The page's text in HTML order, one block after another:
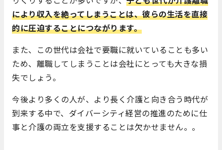
により収入を絶ってしまうことは、彼らの生活を直接
的に圧迫することにつながります。
また、この世代は会社で要職に就いていることも多い
ため、離職してしまうことは会社にとっても大きな損
失でしょう。
今後より多くの人が、より長く介護と向き合う時代が
到来する中で、ダイバーシティ経営の推進のために仕
事と介護の両立を支援することは欠かせません。。